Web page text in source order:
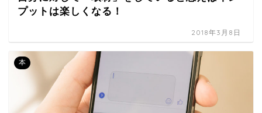
プットは楽しくなる！
2018年3月8日
本